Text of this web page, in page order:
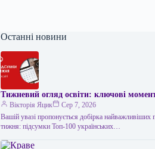
Останні новини
Тижневий огляд освіти: ключові
Вікторія Яцик
Сер 7, 2026
Вашій увазі пропонується добірка найважливіших
тижня: підсумки Топ-100 українських…